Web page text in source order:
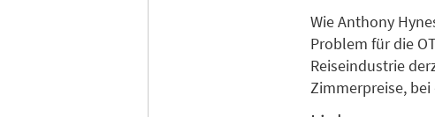
Wie Anthony
Problem für die
Reiseindustrie
Zimmerpreise,